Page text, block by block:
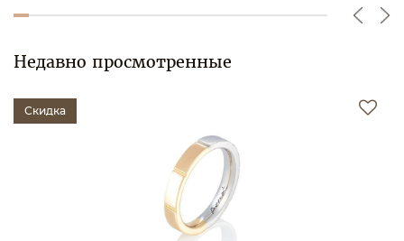
Недавно просмотренные
Скидка